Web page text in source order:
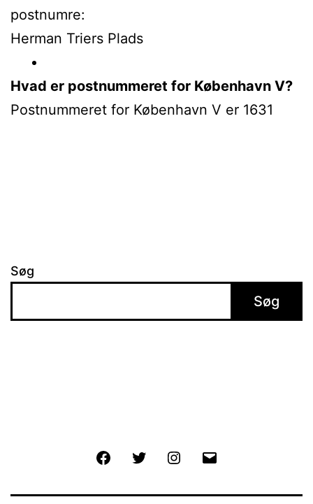
postnumre:
Herman Triers Plads
Hvad er postnummeret for København V?
Postnummeret for København V er 1631
Søg
Søg
FacebookTwitter Instagram